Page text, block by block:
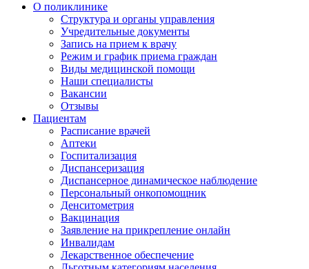
О поликлинике
Структура и органы управления
Учредительные документы
Запись на прием к врачу
Режим и график приема граждан
Виды медицинской помощи
Наши специалисты
Вакансии
Отзывы
Пациентам
Расписание врачей
Аптеки
Госпитализация
Диспансеризация
Диспансерное динамическое наблюдение
Персональный онкопомощник
Денситометрия
Вакцинация
Заявление на прикрепление онлайн
Инвалидам
Лекарственное обеспечение